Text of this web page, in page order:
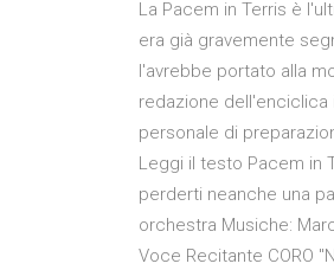
La Pacem in Terris è
era già gravemente
l'avrebbe portato alla
redazione dell'enciclica
personale di
Leggi il testo Pacem in
perderti neanche una
orchestra Musiche:
Voce Recitante CORO